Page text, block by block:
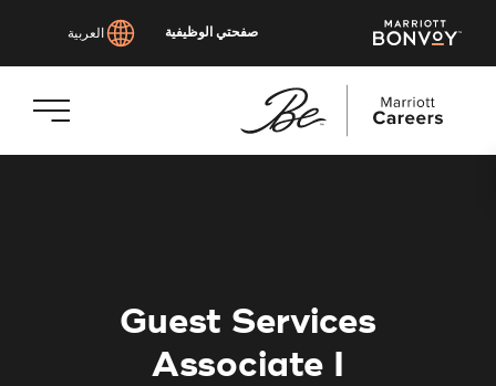
صفحتي الوظيفية العربية
Guest Services
Associate I